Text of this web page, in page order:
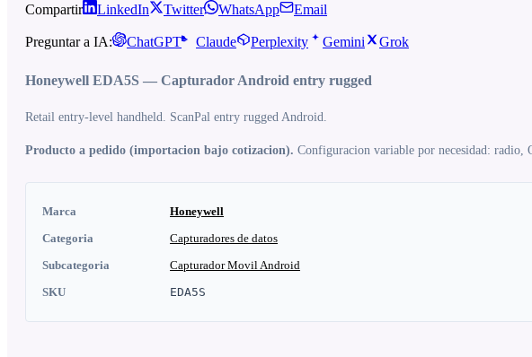
Compartir LinkedIn Twitter WhatsApp Email
Preguntar a IA: ChatGPT Claude Perplexity Gemini Grok
Honeywell EDA5S — Capturador Android entry rugged
Retail entry-level handheld. ScanPal entry rugged Android.
Producto a pedido (importacion bajo cotizacion). Configuracion variable por necesidad: radio,
Marca
Honeywell
Categoria
Capturadores de datos
Subcategoria
Capturador Movil Android
SKU
EDA5S